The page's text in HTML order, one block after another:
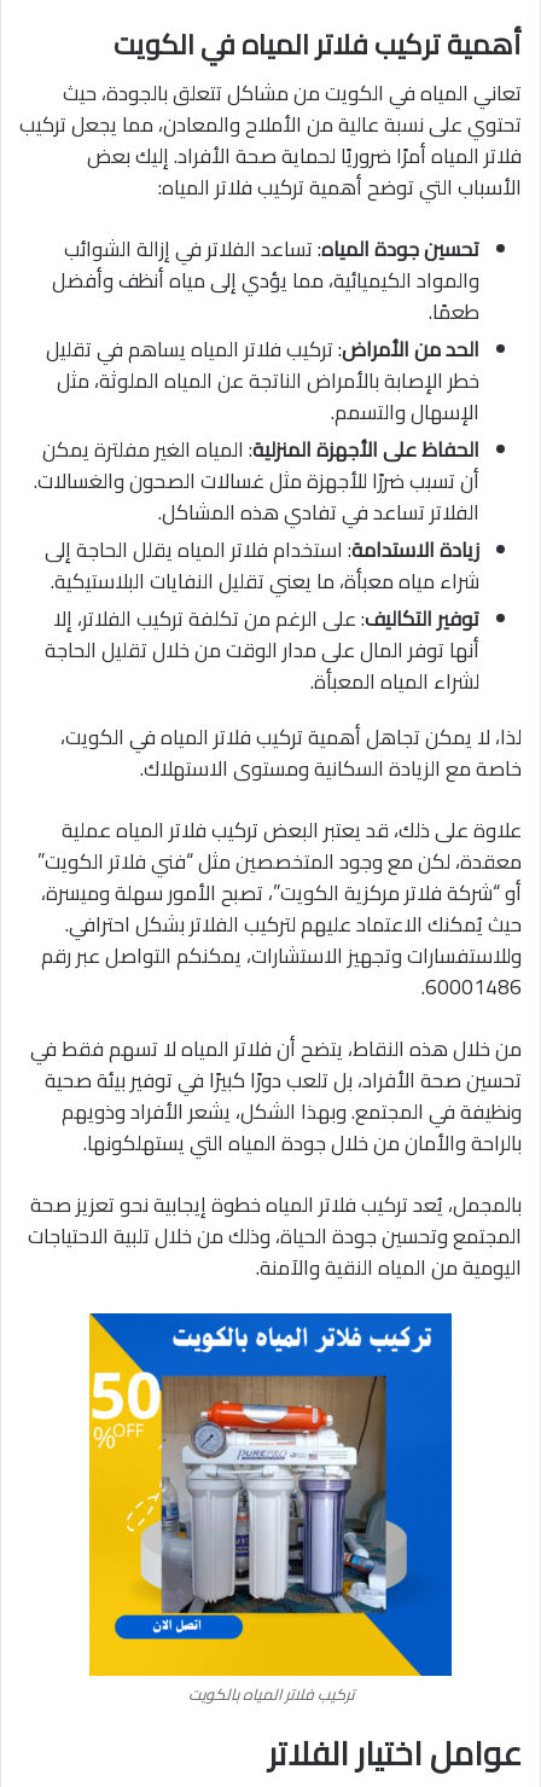
أهمية تركيب فلاتر المياه في الكويت
تعاني المياه في الكويت من مشاكل تتعلق بالجودة، حيث
تحتوي على نسبة عالية من الأملاح والمعادن، مما يجعل تركيب
فلاتر المياه أمرًا ضروريًا لحماية صحة الأفراد. إليك بعض
الأسباب التي توضح أهمية تركيب فلاتر المياه:
تحسين جودة المياه: تساعد الفلاتر في إزالة الشوائب
والمواد الكيميائية، مما يؤدي إلى مياه أنظف وأفضل
طعمًا.
الحد من الأمراض: تركيب فلاتر المياه يساهم في تقليل
خطر الإصابة بالأمراض الناتجة عن المياه الملوثة، مثل
الإسهال والتسمم.
الحفاظ على الأجهزة المنزلية: المياه الغير مفلترة يمكن
أن تسبب ضررًا للأجهزة مثل غسالات الصحون والغسالات.
الفلاتر تساعد في تفادي هذه المشاكل.
زيادة الاستدامة: استخدام فلاتر المياه يقلل الحاجة إلى
شراء مياه معبأة، ما يعني تقليل النفايات البلاستيكية.
توفير التكاليف: على الرغم من تكلفة تركيب الفلاتر، إلا
أنها توفر المال على مدار الوقت من خلال تقليل الحاجة
لشراء المياه المعبأة.
لذا، لا يمكن تجاهل أهمية تركيب فلاتر المياه في الكويت،
خاصة مع الزيادة السكانية ومستوى الاستهلاك.
علاوة على ذلك، قد يعتبر البعض تركيب فلاتر المياه عملية
معقدة، لكن مع وجود المتخصصين مثل “فني فلاتر الكويت”
أو “شركة فلاتر مركزية الكويت”، تصبح الأمور سهلة وميسرة،
حيث يُمكنك الاعتماد عليهم لتركيب الفلاتر بشكل احترافي.
وللاستفسارات وتجهيز الاستشارات، يمكنكم التواصل عبر رقم
60001486.
من خلال هذه النقاط، يتضح أن فلاتر المياه لا تسهم فقط في
تحسين صحة الأفراد، بل تلعب دورًا كبيرًا في توفير بيئة صحية
ونظيفة في المجتمع. وبهذا الشكل، يشعر الأفراد وذويهم
بالراحة والأمان من خلال جودة المياه التي يستهلكونها.
بالمجمل، يُعد تركيب فلاتر المياه خطوة إيجابية نحو تعزيز صحة
المجتمع وتحسين جودة الحياة، وذلك من خلال تلبية الاحتياجات
اليومية من المياه النقية والآمنة.
تركيب فلاتر المياه بالكويت
عوامل اختيار الفلاتر